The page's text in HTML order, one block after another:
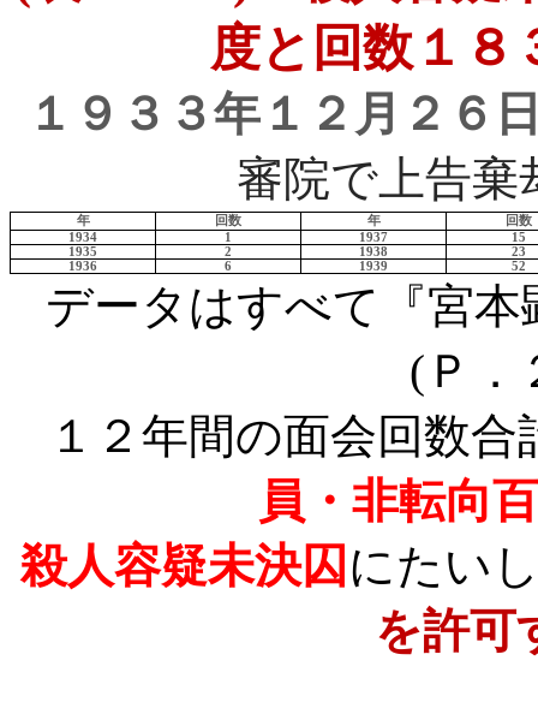
度と回数 １８
１９３３年１２月２６
審院で上告
年 回数 年
回数
1934
1 1937
15
1935
2 1938
23
1936
6 1939 52
データはすべて『宮
( Ｐ
１２年間の面会回数合
員・非転向
殺人容疑未決囚 にたい
を許可